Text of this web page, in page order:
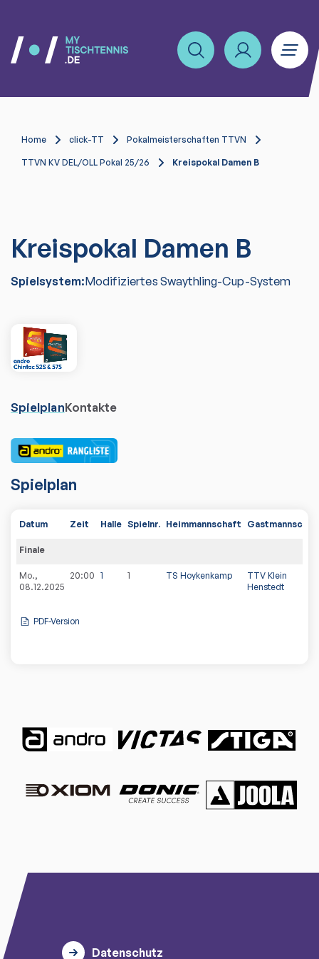
Home click-TT Pokalmeisterschaften TTVN
TTVN KV DEL/OLL Pokal 25/26 Kreispokal Damen B
Kreispokal Damen B
Spielsystem:Modifiziertes Swaythling-Cup-System
SpielplanKontakte
Spielplan
Datum Zeit Halle Spielnr. Heimmannschaft
Finale
Mo.,
08.12.2025
20:00 1 1 TS Hoykenkamp
TTV Klein
Henstedt
PDF-Version
Datenschutz